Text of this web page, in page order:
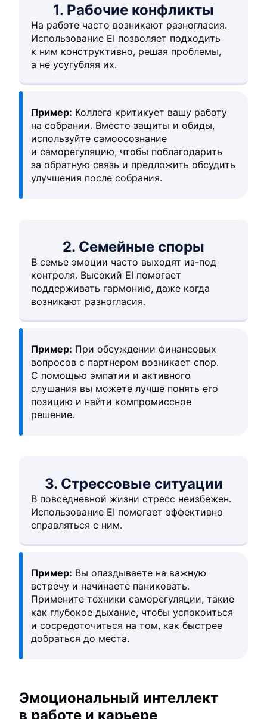
1. Рабочие конфликты
На работе часто возникают разногласия.
Использование EI позволяет подходить
к ним конструктивно, решая проблемы,
а не усугубляя их.
Пример: Коллега критикует вашу работу
на собрании. Вместо защиты и обиды,
используйте самоосознание
и саморегуляцию, чтобы поблагодарить
за обратную связь и предложить обсудить
улучшения после собрания.
2. Семейные споры
В семье эмоции часто выходят из-под
контроля. Высокий EI помогает
поддерживать гармонию, даже когда
возникают разногласия.
Пример: При обсуждении финансовых
вопросов с партнером возникает спор.
С помощью эмпатии и активного
слушания вы можете лучше понять его
позицию и найти компромиссное
решение.
3. Стрессовые ситуации
В повседневной жизни стресс неизбежен.
Использование EI помогает эффективно
справляться с ним.
Пример: Вы опаздываете на важную
встречу и начинаете паниковать.
Примените техники саморегуляции, такие
как глубокое дыхание, чтобы успокоиться
и сосредоточиться на том, как быстрее
добраться до места.
Эмоциональный интеллект
в работе и карьере